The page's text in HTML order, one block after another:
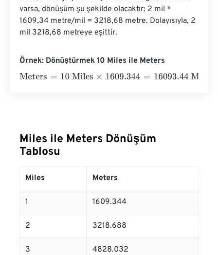
varsa, dönüşüm şu şekilde olacaktır: 2 mil *
1609,34 metre/mil = 3218,68 metre. Dolayısıyla, 2
mil 3218,68 metreye eşittir.
Örnek: Dönüştürmek 10 Miles ile Meters
Meters= 10 Miles×1609.344=16093.44 Meters
Miles ile Meters Dönüşüm
Tablosu
Miles Meters
1 1609.344
2 3218.688
3 4828.032